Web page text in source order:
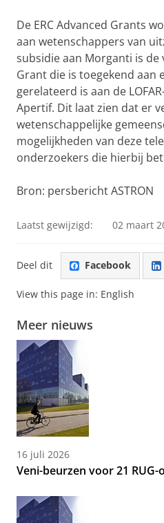
De ERC Advanced Grants
aan wetenschappers van
subsidie aan Morganti is de
Grant die is toegekend aan
gerelateerd is aan de
Apertif. Dit laat zien dat er
wetenschappelijke
mogelijkheden van deze
onderzoekers die hierbij
Bron: persbericht ASTRON
Laatst gewijzigd: 02 maart
Deel dit Facebook
View this page in: English
Meer nieuws
16 juli 2026
Veni-beurzen voor 21